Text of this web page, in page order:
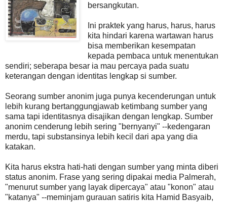
bersangkutan.
Ini praktek yang harus, harus, harus
kita hindari karena wartawan harus
bisa memberikan kesempatan
kepada pembaca untuk menentukan
sendiri; seberapa besar ia mau percaya pada suatu
keterangan dengan identitas lengkap si sumber.
Seorang sumber anonim juga punya kecenderungan untuk
lebih kurang bertanggungjawab ketimbang sumber yang
sama tapi identitasnya disajikan dengan lengkap. Sumber
anonim cenderung lebih sering "bernyanyi" --kedengaran
merdu, tapi substansinya lebih kecil dari apa yang dia
katakan.
Kita harus ekstra hati-hati dengan sumber yang minta diberi
status anonim. Frase yang sering dipakai media Palmerah,
"menurut sumber yang layak dipercaya" atau "konon" atau
"katanya" --meminjam gurauan satiris kita Hamid Basyaib,